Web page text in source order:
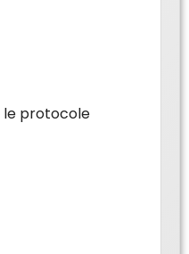
le protocole